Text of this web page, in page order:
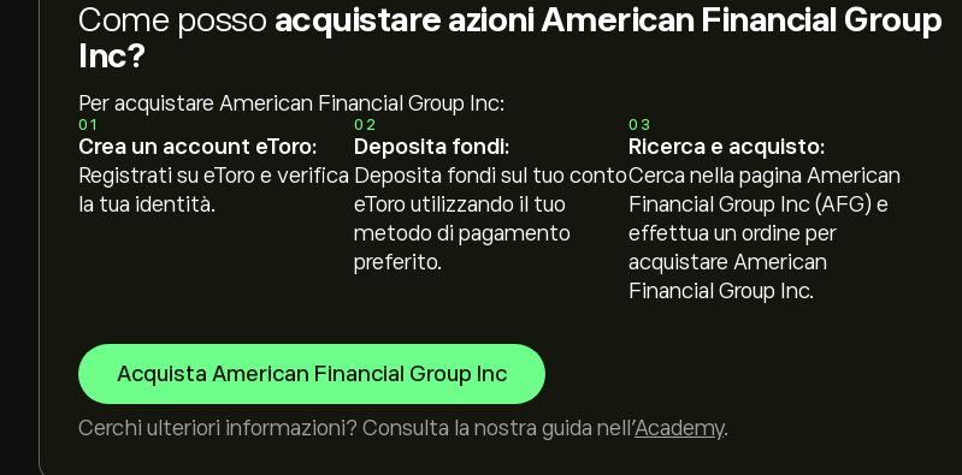
Come posso acquistare azioni American Financial Group
Inc?
Per acquistare American Financial Group Inc:
01
Crea un account eToro:
Registrati su eToro e verifica
la tua identità.
02
Deposita fondi:
Deposita fondi sul tuo conto
eToro utilizzando il tuo
metodo di pagamento
preferito.
03
Ricerca e acquisto:
Cerca nella pagina American
Financial Group Inc (AFG) e
effettua un ordine per
acquistare American
Financial Group Inc.
Acquista American Financial Group Inc
Cerchi ulteriori informazioni? Consulta la nostra guida nell’Academy.